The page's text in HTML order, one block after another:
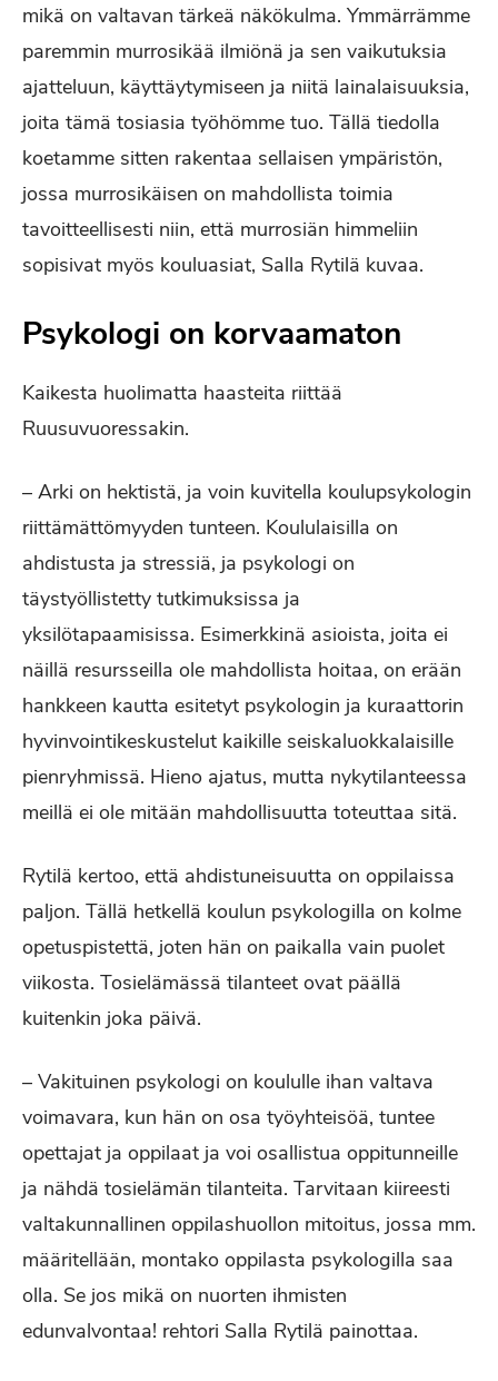
mikä on valtavan tärkeä näkökulma. Ymmärrämme
paremmin murrosikää ilmiönä ja sen vaikutuksia
ajatteluun, käyttäytymiseen ja niitä lainalaisuuksia,
joita tämä tosiasia työhömme tuo. Tällä tiedolla
koetamme sitten rakentaa sellaisen ympäristön,
jossa murrosikäisen on mahdollista toimia
tavoitteellisesti niin, että murrosiän himmeliin
sopisivat myös kouluasiat, Salla Rytilä kuvaa.
Psykologi on korvaamaton
Kaikesta huolimatta haasteita riittää
Ruusuvuoressakin.
– Arki on hektistä, ja voin kuvitella koulupsykologin
riittämättömyyden tunteen. Koululaisilla on
ahdistusta ja stressiä, ja psykologi on
täystyöllistetty tutkimuksissa ja
yksilötapaamisissa. Esimerkkinä asioista, joita ei
näillä resursseilla ole mahdollista hoitaa, on erään
hankkeen kautta esitetyt psykologin ja kuraattorin
hyvinvointikeskustelut kaikille seiskaluokkalaisille
pienryhmissä. Hieno ajatus, mutta nykytilanteessa
meillä ei ole mitään mahdollisuutta toteuttaa sitä.
Rytilä kertoo, että ahdistuneisuutta on oppilaissa
paljon. Tällä hetkellä koulun psykologilla on kolme
opetuspistettä, joten hän on paikalla vain puolet
viikosta. Tosielämässä tilanteet ovat päällä
kuitenkin joka päivä.
– Vakituinen psykologi on koululle ihan valtava
voimavara, kun hän on osa työyhteisöä, tuntee
opettajat ja oppilaat ja voi osallistua oppitunneille
ja nähdä tosielämän tilanteita. Tarvitaan kiireesti
valtakunnallinen oppilashuollon mitoitus, jossa mm.
määritellään, montako oppilasta psykologilla saa
olla. Se jos mikä on nuorten ihmisten
edunvalvontaa! rehtori Salla Rytilä painottaa.